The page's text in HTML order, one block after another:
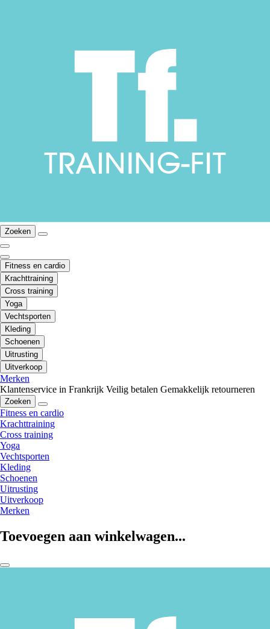
Zoeken
Fitness en cardio
Krachttraining
Cross training
Yoga
Vechtsporten
Kleding
Schoenen
Uitrusting
Uitverkoop
Merken
Klantenservice in Frankrijk Veilig betalen Gemakkelijk retourneren
Zoeken
Fitness en cardio
Krachttraining
Cross training
Yoga
Vechtsporten
Kleding
Schoenen
Uitrusting
Uitverkoop
Merken
Toevoegen aan winkelwagen...